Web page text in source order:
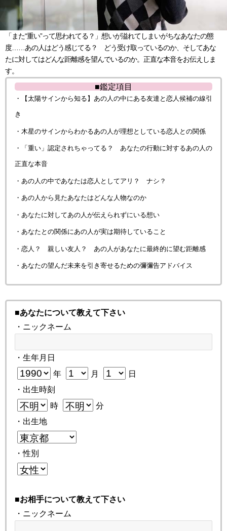
「また“重い”って思われてる？」想いが溢れてしまいがちなあなたの態
度……あの人はどう感じてる？ どう受け取っているのか、そしてあな
たに対してはどんな距離感を望んでいるのか。正直な本音をお伝えしま
す。
■鑑定項目
・【太陽サインから知る】あの人の中にある友達と恋人候補の線引
き
・木星のサインからわかるあの人が理想としている恋人との関係
・「重い」認定されちゃってる？ あなたの行動に対するあの人の
正直な本音
・あの人の中であなたは恋人としてアリ？ ナシ？
・あの人から見たあなたはどんな人物なのか
・あなたに対してあの人が伝えられずにいる想い
・あなたとの関係にあの人が実は期待していること
・恋人？ 親しい友人？ あの人があなたに最終的に望む距離感
・あなたの望んだ未来を引き寄せるための彌彌告アドバイス
■あなたについて教えて下さい
・ニックネーム
・生年月日
年 月
日
・出生時刻
時
分
・出生地
・性別
■お相手について教えて下さい
・ニックネーム